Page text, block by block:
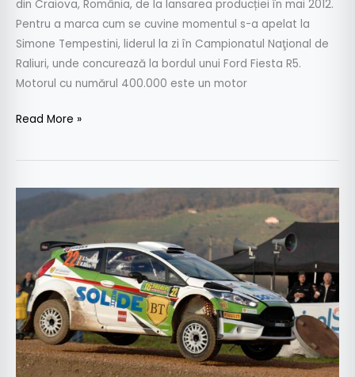
din Craiova, România, de la lansarea producției în mai 2012.
Pentru a marca cum se cuvine momentul s-a apelat la
Simone Tempestini, liderul la zi în Campionatul Naţional de
Raliuri, unde concurează la bordul unui Ford Fiesta R5.
Motorul cu numărul 400.000 este un motor
Read More »
Napoca
Rally
este
pregătită
pentru
startul
în
CNR